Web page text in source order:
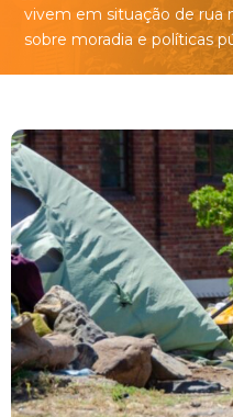
vivem em situação de rua
sobre moradia e políticas